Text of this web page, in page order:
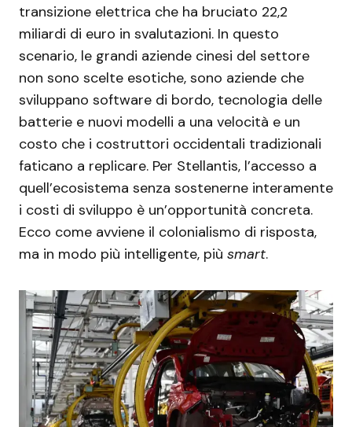
transizione elettrica che ha bruciato 22,2
miliardi di euro in svalutazioni. In questo
scenario, le grandi aziende cinesi del settore
non sono scelte esotiche, sono aziende che
sviluppano software di bordo, tecnologia delle
batterie e nuovi modelli a una velocità e un
costo che i costruttori occidentali tradizionali
faticano a replicare. Per Stellantis, l’accesso a
quell’ecosistema senza sostenerne interamente
i costi di sviluppo è un’opportunità concreta.
Ecco come avviene il colonialismo di risposta,
ma in modo più intelligente, più smart.